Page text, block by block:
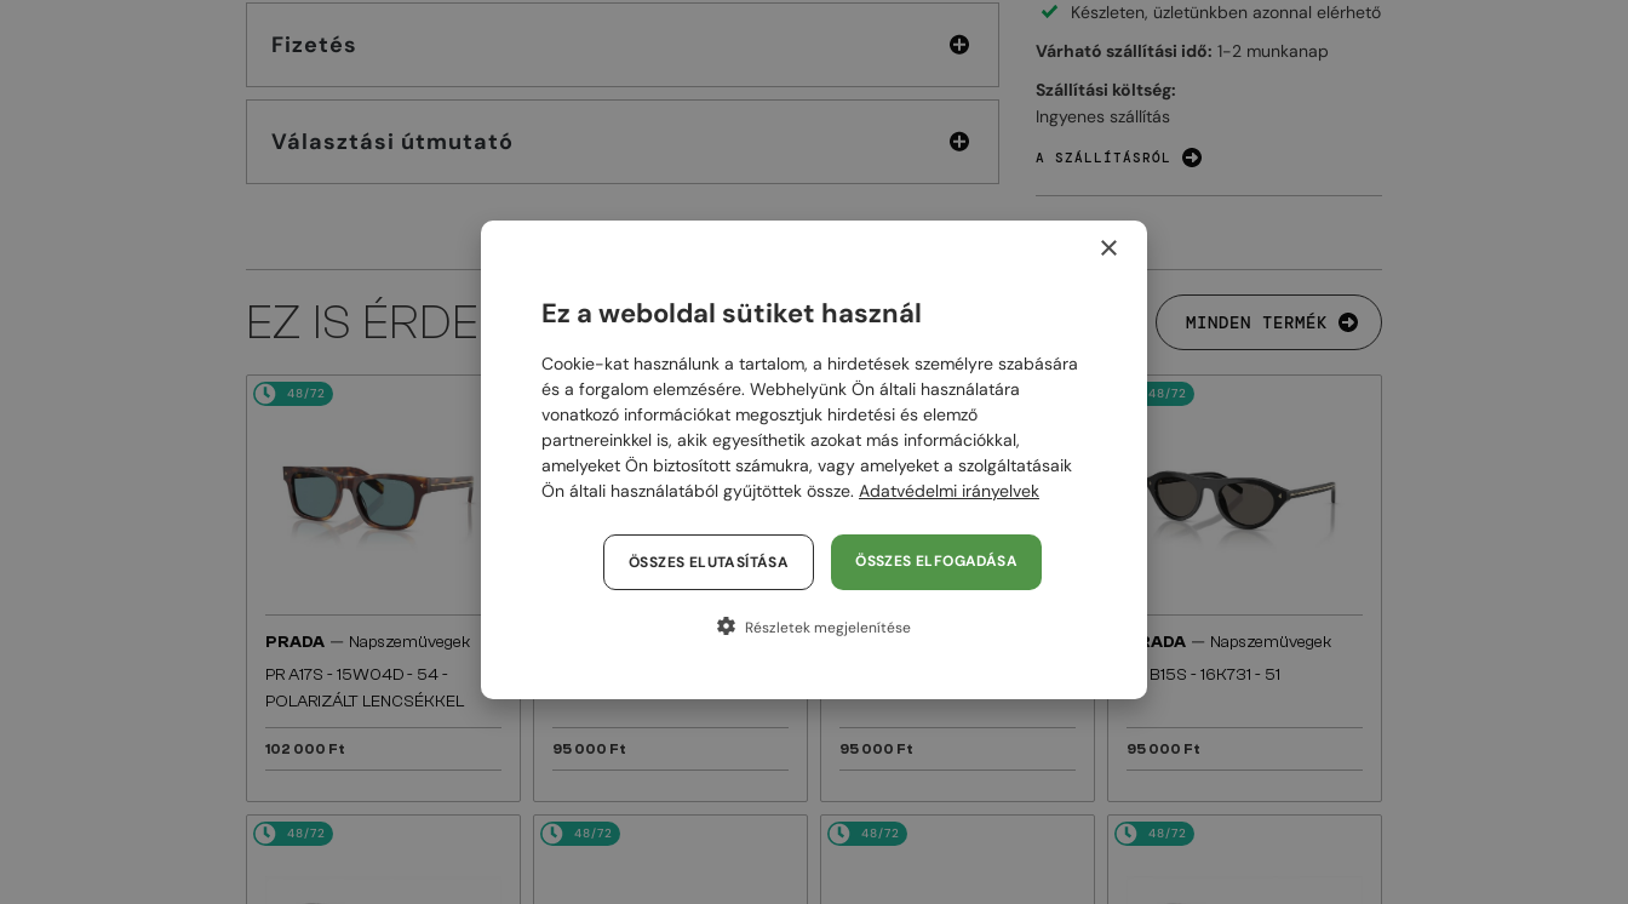
Fizetés
Választási útmutató
Készleten, üzletünkben azonnal elérhető
Várható szállítási idő: 1-2 munkanap
Szállítási költség:
Ingyenes szállítás
A SZÁLLÍTÁSRÓL
EZ IS ÉRDEKELHET MINDEN TERMÉK
48/72
PRADA — Napszemüvegek
PR A17S - 15W04D - 54 -
POLARIZÁLT LENCSÉKKEL
102 000 Ft
48/72
95 000 Ft
48/72
PRADA
95 000 Ft
48/72
PRADA — Napszemüvegek
PR B15S - 16K731 - 51
95 000 Ft
48/72 48/72 48/72 48/72
×
Ez a weboldal sütiket használ
Cookie-kat használunk a tartalom, a hirdetések személyre szabására
és a forgalom elemzésére. Webhelyünk Ön általi használatára
vonatkozó információkat megosztjuk hirdetési és elemző
partnereinkkel is, akik egyesíthetik azokat más információkkal,
amelyeket Ön biztosított számukra, vagy amelyeket a szolgáltatásaik
Ön általi használatából gyűjtöttek össze. Adatvédelmi irányelvek
ÖSSZES ELFOGADÁSA
ÖSSZES ELUTASÍTÁSA
Részletek megjelenítése